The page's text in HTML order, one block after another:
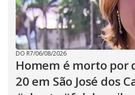
DO R7/06/08/2026
Homem é morto por
20 em São José dos